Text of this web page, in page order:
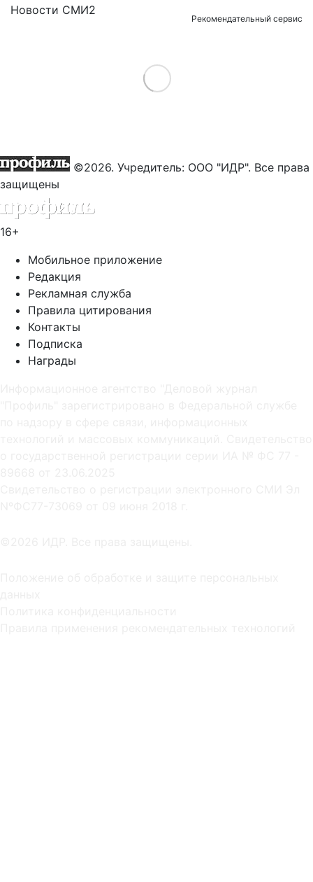
Новости СМИ2
Рекомендательный сервис
Load More
©2026. Учредитель: ООО "ИДР". Все права
защищены
16+
Мобильное приложение
Редакция
Рекламная служба
Правила цитирования
Контакты
Подписка
Награды